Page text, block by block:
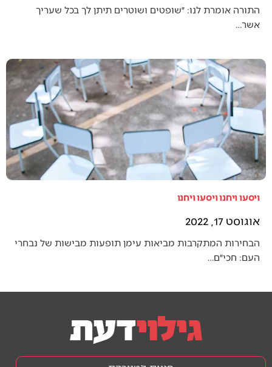
התורה אומרת לנו: ״שופטים ושוטרים תיתן לך בכל שעריך
אשר…
ויסעו ויחנו ויסעו ויחנו
אוגוסט 17, 2022
הבחירות המתקרבות מביאות עימן תופעות מבישות של נבחרי
העם: חכי״ם…